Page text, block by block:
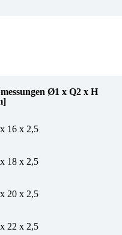
Ø1 x Q2 x H
16 x 2,5
18 x 2,5
20 x 2,5
22 x 2,5